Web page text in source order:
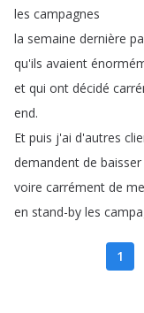
les campagnes
la semaine dernière
qu'ils avaient
et qui ont décidé
end.
Et puis j'ai d'autres
demandent de baisser
voire carrément de
en stand-by les
1